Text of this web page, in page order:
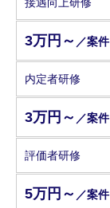
3万円～ ／案件
内定者研修
3万円～ ／案件
評価者研修
5万円～ ／案件